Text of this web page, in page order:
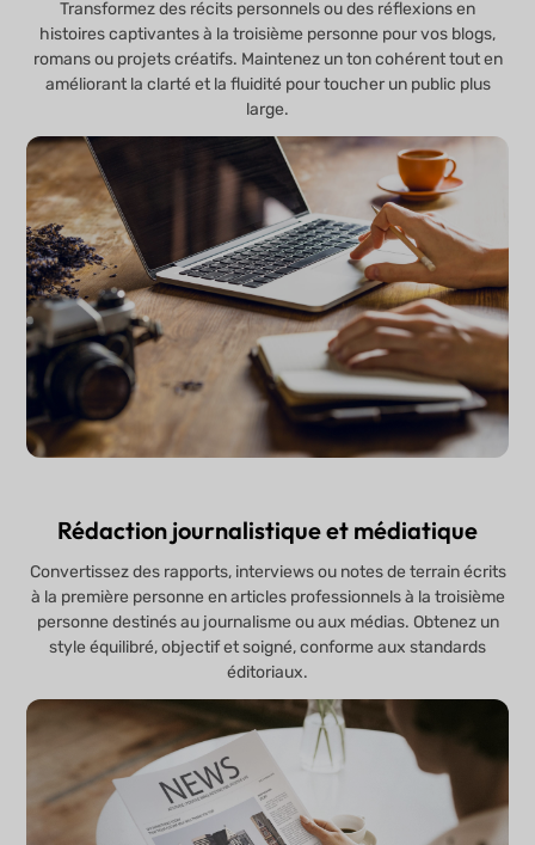
Transformez des récits personnels ou des réflexions en
histoires captivantes à la troisième personne pour vos blogs,
romans ou projets créatifs. Maintenez un ton cohérent tout en
améliorant la clarté et la fluidité pour toucher un public plus
large.
Rédaction journalistique et médiatique
Convertissez des rapports, interviews ou notes de terrain écrits
à la première personne en articles professionnels à la troisième
personne destinés au journalisme ou aux médias. Obtenez un
style équilibré, objectif et soigné, conforme aux standards
éditoriaux.